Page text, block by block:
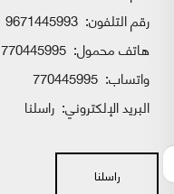
رقم التلفون: 9671445993
هاتف محمول: 770445995
واتساب:
البريد الإلكتروني: راسلنا
راسلنا